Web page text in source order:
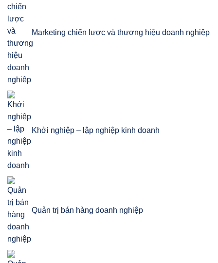
Marketing chiến lược và thương hiệu doanh nghiệp
Khởi nghiệp – lập nghiệp kinh doanh
Quản trị bán hàng doanh nghiệp